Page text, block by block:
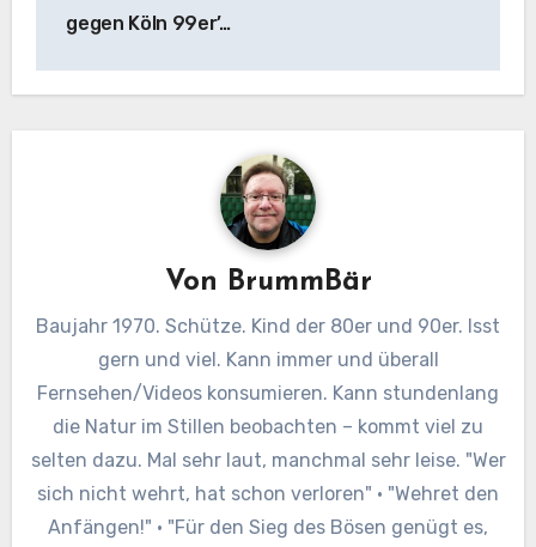
gegen Köln 99er’…
Von BrummBär
Baujahr 1970. Schütze. Kind der 80er und 90er. Isst
gern und viel. Kann immer und überall
Fernsehen/Videos konsumieren. Kann stundenlang
die Natur im Stillen beobachten – kommt viel zu
selten dazu. Mal sehr laut, manchmal sehr leise. "Wer
sich nicht wehrt, hat schon verloren" · "Wehret den
Anfängen!" · "Für den Sieg des Bösen genügt es,